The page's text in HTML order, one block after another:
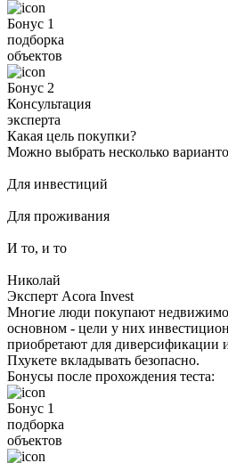
Бонус 1
подборка
объектов
Бонус 2
Консультация
эксперта
Какая цель покупки?
Можно выбрать несколько
Для инвестиций
Для проживания
И то, и то
Николай
Эксперт Acora Invest
Многие люди покупают
основном - цели у них
приобретают для диверсификации
Пхукете вкладывать безопасно.
Бонусы после прохождения теста:
Бонус 1
подборка
объектов